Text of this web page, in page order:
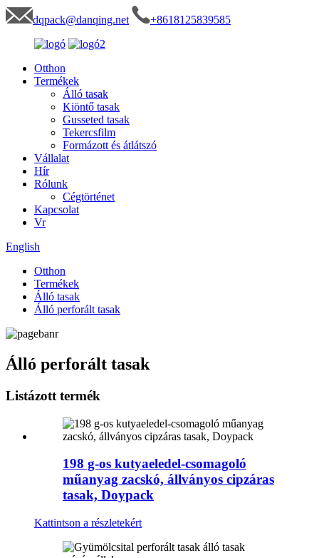
dqpack@danqing.net +8618125839585
Otthon
Termékek
Álló tasak
Kiöntő tasak
Gusseted tasak
Tekercsfilm
Formázott és átlátszó
Vállalat
Hír
Rólunk
Cégtörténet
Kapcsolat
Vr
English
Otthon
Termékek
Álló tasak
Álló perforált tasak
Álló perforált tasak
Listázott termék
198 g-os kutyaeledel-csomagoló
műanyag zacskó, állványos cipzáras
tasak, Doypack
Kattintson a részletekért